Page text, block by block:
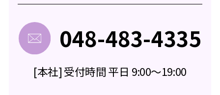
048-483-4335
[本社] 受付時間 平日 9:00～19:00